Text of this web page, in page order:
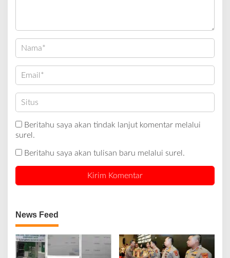
Beritahu saya akan tindak lanjut komentar melalui
surel.
Beritahu saya akan tulisan baru melalui surel.
News Feed